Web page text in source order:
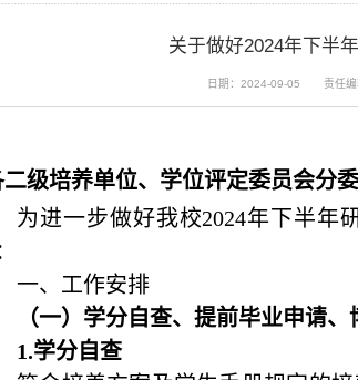
关于做好2024年下半
日期：2024-09-05 责任
级培养单位、学位评定委员会分委
为进一步做好我校2024年下半年
一、工作安排
（一）学分自查、提前毕业申请
1.学分自查